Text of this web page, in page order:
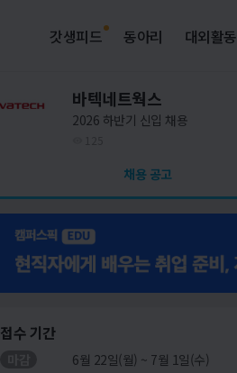
갓생피드 동아리 대외활동
바텍네트웍스
2026 하반기 신입 채용
채용 공고
접수 기간
6월 22일(월) ~ 7월 1일(수)